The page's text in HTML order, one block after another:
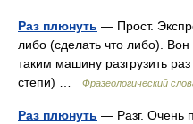
Раз плюнуть — Прост.
либо (сделать что либо).
таким машину разгрузить
степи) …
Фразеологический
Раз плюнуть — Разг. Очень